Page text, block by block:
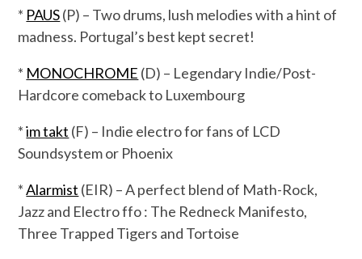
* PAUS(P) – Two drums, lush melodies with a hint of
madness. Portugal’s best kept secret!
* MONOCHROME (D) – Legendary Indie/Post-
Hardcore comeback to Luxembourg
*im takt (F) – Indie electro for fans of LCD
Soundsystem or Phoenix
*Alarmist (EIR) – A perfect blend of Math-Rock,
Jazz and Electro ffo : The Redneck Manifesto,
Three Trapped Tigers and Tortoise